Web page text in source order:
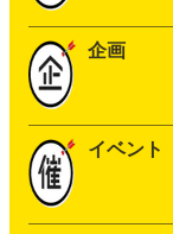
企画
イベント